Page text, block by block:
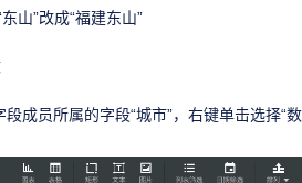
山”改成“福建东山”
成员所属的字段“城市”，右键单击选择“